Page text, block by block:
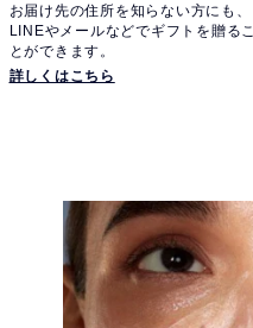
お届け先の住所を知らない方にも、
LINEやメールなどでギフトを贈るこ
とができます。
詳しくはこちら